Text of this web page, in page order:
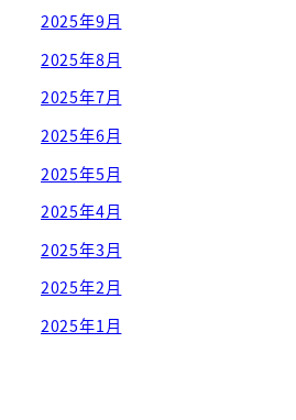
2025年9月
2025年8月
2025年7月
2025年6月
2025年5月
2025年4月
2025年3月
2025年2月
2025年1月